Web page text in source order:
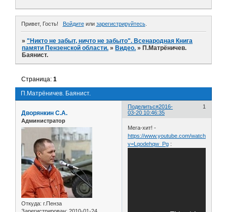
Привет, Гость! Войдитеили зарегистрируйтесь.
»"Никто не забыт, ничто не забыто". Всенародная Книга
памяти Пензенской области. » Видео. » П.Матрёничев.
Баянист.
П.Матрёничев. Баянист.
Страница:1
Поделиться 1
2016-
03-20 10:46:35
Дворянкин С.А.
Администратор
Откуда: г.Пенза
Мега-хит! -
https://www.youtube.com/watch?
v=Lqodehqw_Pg :